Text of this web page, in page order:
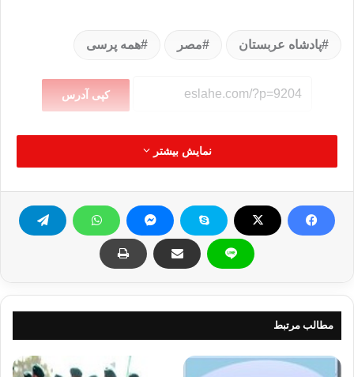
پادشاه عربستان مصر همه پرسی
کپی آدرس
نمایش بیشتر
مطالب مرتبط